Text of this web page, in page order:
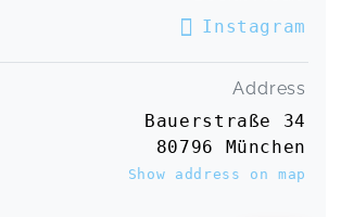
Instagram
Address
Bauerstraße 34
80796 München
Show address on map